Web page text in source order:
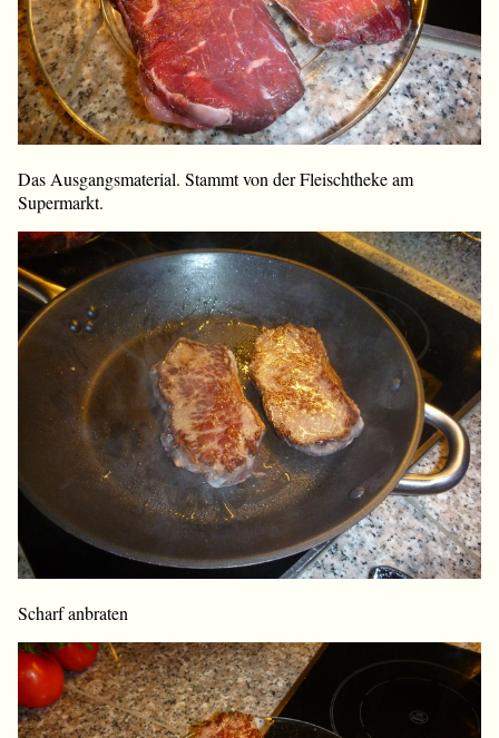
Das Ausgangsmaterial. Stammt von der Fleischtheke am
Supermarkt.
Scharf anbraten